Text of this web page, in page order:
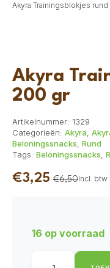
Akyra Trainingsblokjes
Akyra
200 gr
Artikelnummer: 1329
Categorieën: Akyra,
Beloningssnacks, Rund
Tags: Beloningssnacks,
€6,50
Oorspronkelijke
€6,50.
€3,25
Huidige
€3,25.
Incl. btw
16 op voorraad